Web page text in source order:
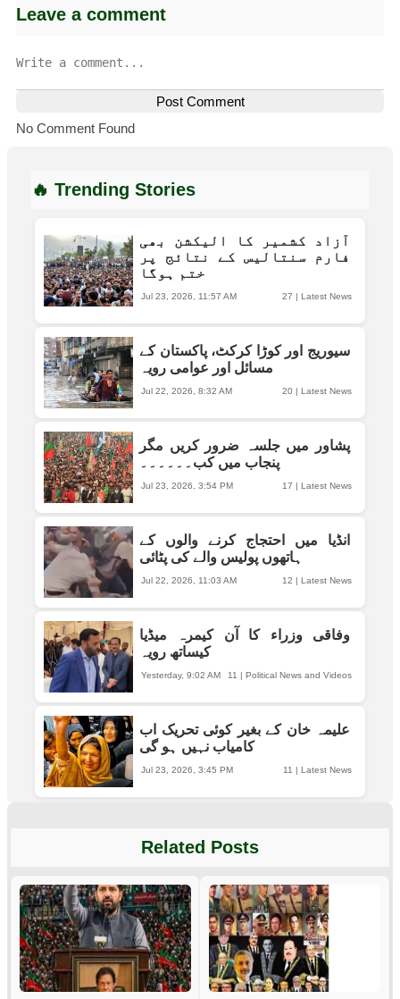
Leave a comment
Post Comment
No Comment Found
🔥 Trending Stories
آزاد کشمیر کا الیکشن بھی
فارم سنتالیس کے نتائج پر
ختم ہوگا
27 | Latest News
Jul 23, 2026, 11:57 AM
سیوریج اور کوڑا کرکٹ، پاکستان کے
مسائل اور عوامی رویہ
20 | Latest News
Jul 22, 2026, 8:32 AM
پشاور میں جلسہ ضرور کریں مگر
پنجاب میں کب۔۔۔۔۔۔
17 | Latest News
Jul 23, 2026, 3:54 PM
انڈیا میں احتجاج کرنے والوں کے
ہاتھوں پولیس والے کی پٹائی
12 | Latest News
Jul 22, 2026, 11:03 AM
وفاقی وزراء کا آن کیمرہ میڈیا
کیساتھ رویہ
11 | Political News and Videos
Yesterday, 9:02 AM
علیمہ خان کے بغیر کوئی تحریک اب
کامیاب نہیں ہو گی
11 | Latest News
Jul 23, 2026, 3:45 PM
Related Posts